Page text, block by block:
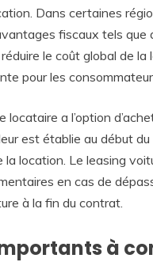
Dans certaines
fiscaux tels que
le coût global de la
pour les
locataire a l’option
est établie au début
location. Le leasing
en cas de
à la fin du contrat.
à